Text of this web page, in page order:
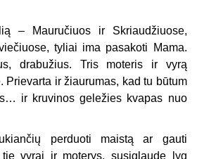
– Mauručiuos ir Skriaudžiuose,
tyliai ima pasakoti Mama.
drabužius. Tris moteris ir vyrą
Prievarta ir žiaurumas, kad tu būtum
ir kruvinos geležies kvapas nuo
perduoti maistą ar gauti
tie vyrai ir moterys, susiglaudę lyg